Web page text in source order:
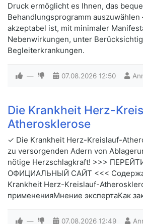
Druck ermöglicht es Ihnen, das
Behandlungsprogramm auszuwählen
akzeptabel ist, mit minimaler
Nebenwirkungen, unter
Begleiterkrankungen.
— 07.08.2026 12:50
Die Krankheit Herz-
Atherosklerose
✓ Die Krankheit Herz-Kreislauf-
zu versorgenden Adern von
nötige Herzschlagkraft! >>>
ОФИЦИАЛЬНЫЙ САЙТ <<<
Krankheit Herz-Kreislauf-
примененияМнение экспертаКак
— 07.08.2026 12:49